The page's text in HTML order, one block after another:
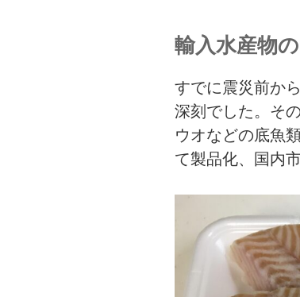
輸入水産物
すでに震災前か
深刻でした。そ
ウオなどの底魚
て製品化、国内